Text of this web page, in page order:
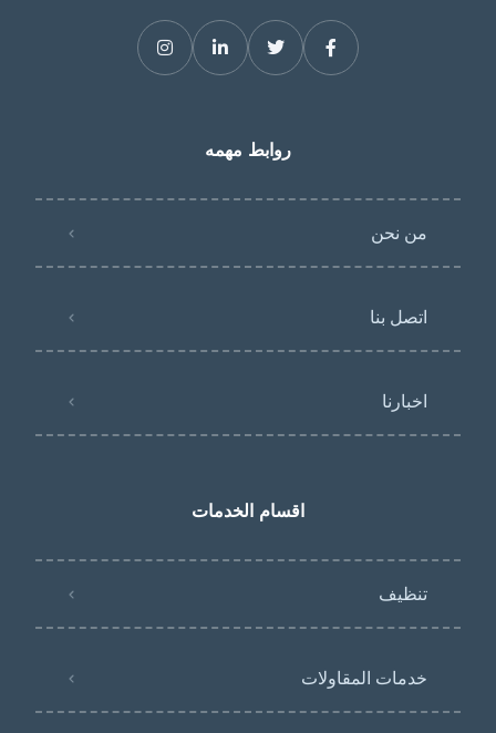
روابط مهمه
من نحن
اتصل بنا
اخبارنا
اقسام الخدمات
تنظيف
خدمات المقاولات